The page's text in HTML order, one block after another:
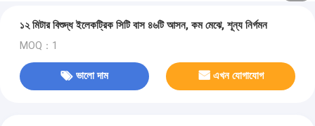
১২ মিটার বিশুদ্ধ ইলেকট্রিক সিটি বাস ৪৬টি আসন, কম মেঝে, শূন্য নির্গমন
MOQ：1
ভালো দাম এখন যোগাযোগ